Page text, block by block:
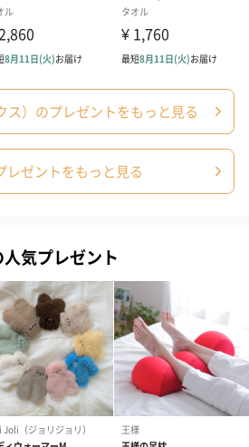
斗紙で対応させていただいておりま
冊のしオプションを選択された場合、
しを付けてお届けします。
出産祝い（御出産祝）
（110円）
金銀結び切り(
い用)（寿）（
ト
ス）のプレゼントをもっと見る
レゼントをもっと見る
気プレゼント